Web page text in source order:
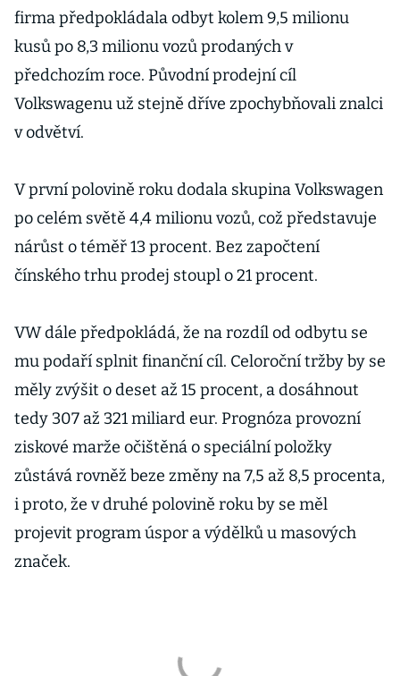
firma předpokládala odbyt kolem 9,5 milionu
kusů po 8,3 milionu vozů prodaných v
předchozím roce. Původní prodejní cíl
Volkswagenu už stejně dříve zpochybňovali znalci
v odvětví.
V první polovině roku dodala skupina Volkswagen
po celém světě 4,4 milionu vozů, což představuje
nárůst o téměř 13 procent. Bez započtení
čínského trhu prodej stoupl o 21 procent.
VW dále předpokládá, že na rozdíl od odbytu se
mu podaří splnit finanční cíl. Celoroční tržby by se
měly zvýšit o deset až 15 procent, a dosáhnout
tedy 307 až 321 miliard eur. Prognóza provozní
ziskové marže očištěná o speciální položky
zůstává rovněž beze změny na 7,5 až 8,5 procenta,
i proto, že v druhé polovině roku by se měl
projevit program úspor a výdělků u masových
značek.